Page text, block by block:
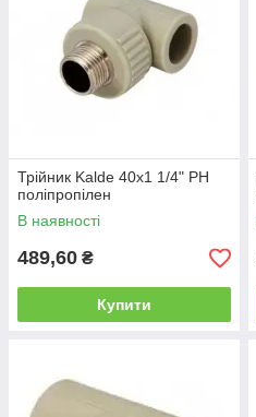
Трійник Kalde 40х1 1/4" РН
поліпропілен
В наявності
489,60 ₴
Купити